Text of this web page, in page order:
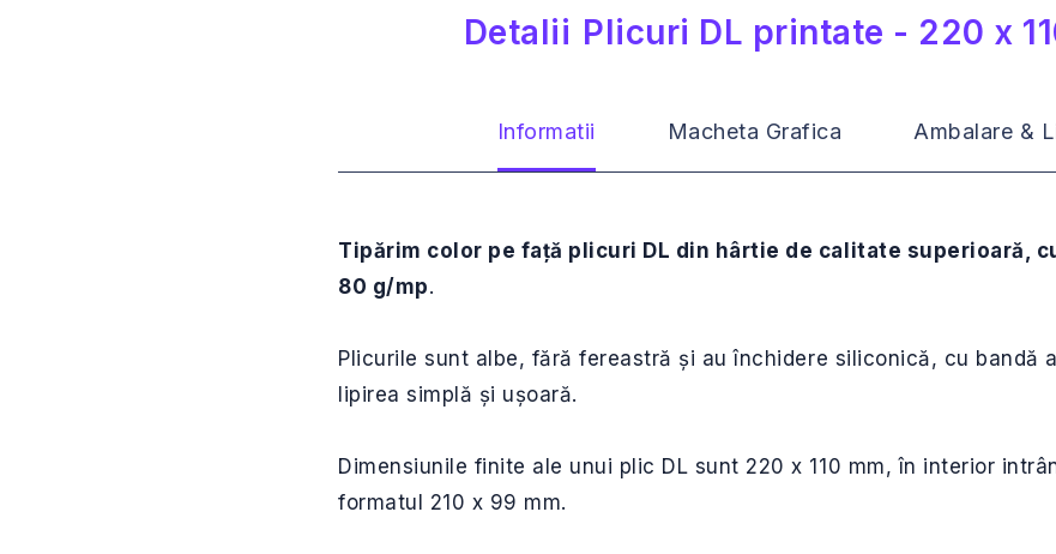
Detalii Plicuri DL printate - 220 x
Informatii Macheta Grafica Ambalare &
Tipărim color pe față plicuri DL din hârtie de calitate superioară,
80 g/mp.
Plicurile sunt albe, fără fereastră și au închidere siliconică, cu bandă
lipirea simplă și ușoară.
Dimensiunile finite ale unui plic DL sunt 220 x 110 mm, în interior
formatul 210 x 99 mm.